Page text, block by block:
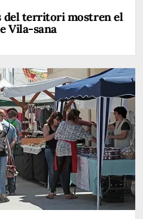
del territori mostren el
Vila-sana